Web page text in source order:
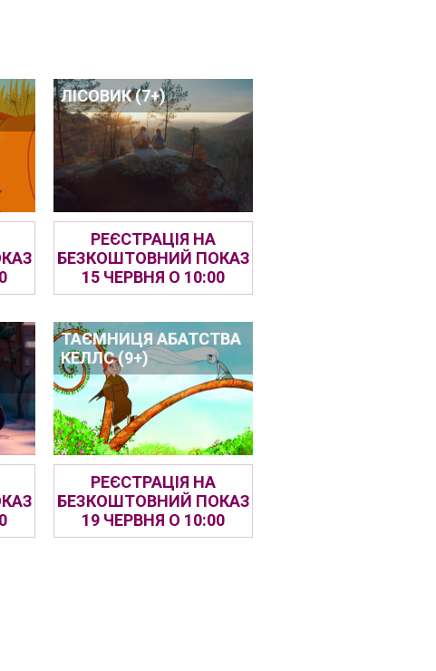
ЛІСОВИК (7+)
РЕЄСТРАЦІЯ НА
БЕЗКОШТОВНИЙ ПОКАЗ
15 ЧЕРВНЯ О 10:00
ТАЄМНИЦЯ АБАТСТВА
КЕЛЛС (9+)
РЕЄСТРАЦІЯ НА
БЕЗКОШТОВНИЙ ПОКАЗ
19 ЧЕРВНЯ О 10:00